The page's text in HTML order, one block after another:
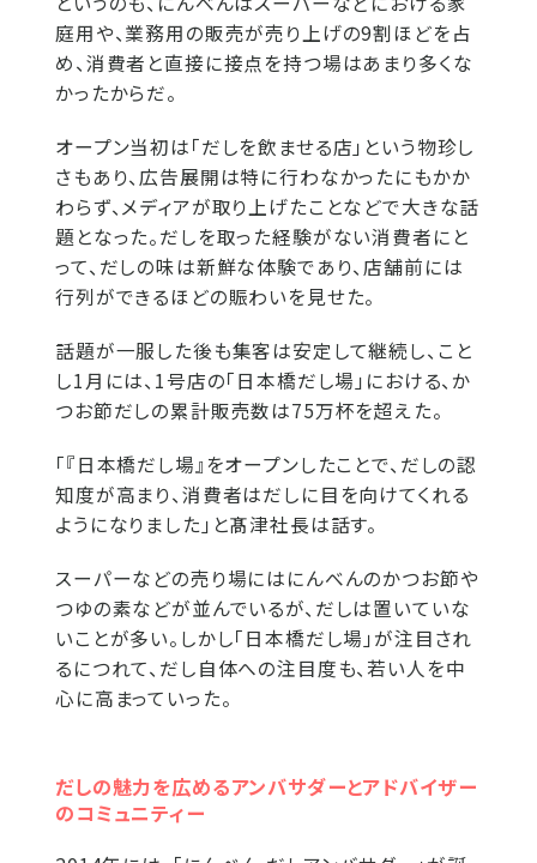
庭用や、業務用の販売が売り上げの9割ほどを占
め、消費者と直接に接点を持つ場はあまり多くな
かったからだ。
オープン当初は「だしを飲ませる店」という物珍し
さもあり、広告展開は特に行わなかったにもかか
わらず、メディアが取り上げたことなどで大きな話
題となった。だしを取った経験がない消費者にと
って、だしの味は新鮮な体験であり、店舗前には
行列ができるほどの賑わいを見せた。
話題が一服した後も集客は安定して継続し、こと
し1月には、1号店の「日本橋だし場」における、か
つお節だしの累計販売数は75万杯を超えた。
「『日本橋だし場』をオープンしたことで、だしの認
知度が高まり、消費者はだしに目を向けてくれる
ようになりました」と髙津社長は話す。
スーパーなどの売り場にはにんべんのかつお節や
つゆの素などが並んでいるが、だしは置いていな
いことが多い。しかし「日本橋だし場」が注目され
るにつれて、だし自体への注目度も、若い人を中
心に高まっていった。
だしの魅力を広めるアンバサダーとアドバイザー
のコミュニティー